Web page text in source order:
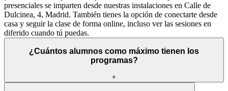
presenciales se imparten desde nuestras instalaciones en Calle de
Dulcinea, 4, Madrid. También tienes la opción de conectarte desde
casa y seguir la clase de forma online, incluso ver las sesiones en
diferido cuando tú puedas.
¿Cuántos alumnos como máximo tienen los
programas?
+